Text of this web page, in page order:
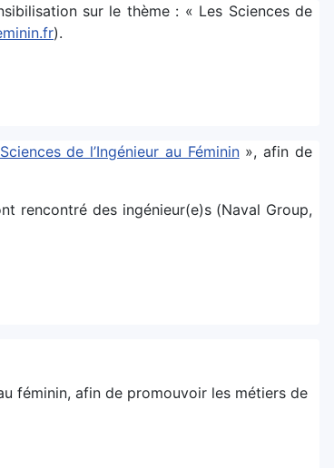
sur le thème : « Les Sciences de
).
de l’Ingénieur au Féminin», afin de
rencontré des ingénieur(e)s (Naval Group,
féminin, afin de promouvoir les métiers de